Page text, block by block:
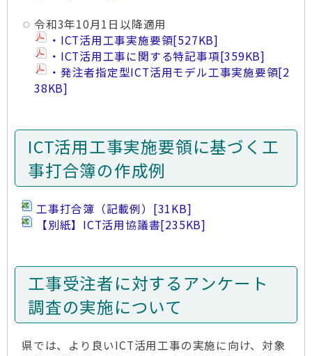
令和3年10月1日以降適用
・ICT活用工事実施要領[527KB]
・ICT活用工事に関する特記事項[359KB]
・発注者指定型ICT活用モデル工事実施要領[2
38KB]
ICT活用工事実施要領に基づく工
事打合簿の作成例
工事打合簿（記載例） [31KB]
【別紙】ICT活用協議書[235KB]
工事受注者に対するアンケート
調査の実施について
県では、より良いICT活用工事の実施に向け、対象